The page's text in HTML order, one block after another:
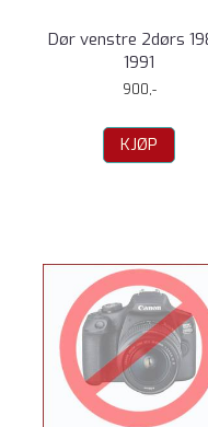
Dør venstre 2dørs
1991
900,-
KJØP